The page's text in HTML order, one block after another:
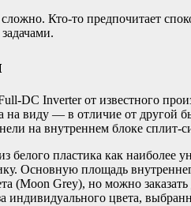
Кто-то предпочитает
Inverter от известного
на виду — в отличие от другой
на внутреннем блоке сплит-
пластика как наиболее
Основную площадь
(Moon Grey), но можно
индивидуального цвета,